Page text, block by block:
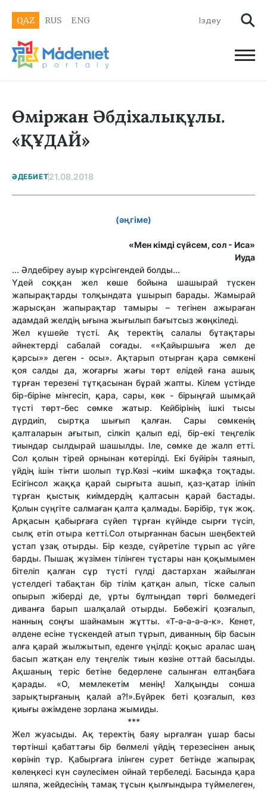
QAZ RUS ENG
Өміржан Әбдіхалықұлы.
«ҚҰДАЙ»
ӘДЕБИЕТ21.08.2018
(әңгіме)
«Мен кімді сүйсем, сол - Иса»
Иуда
... Әлдебіреу ауыр күрсінгендей болды...
Үдей соққан жел көше бойына шашырай түскен
жапырақтарды толқындата ұшырып барады. Жамырай
жарысқан жапырақтар тамыры – тегінен ажыраған
адамдай желдің ығына жығылып бағытсыз жөңкіледі.
Жел күшейе түсті. Ақ теректің салалы бұтақтары
әйнектерді сабалай соғады. ««Қайыршыға жел де
қарсы»» деген - осы». Ақтарып отырған қара сөмкені
қоя салды да, жоғарғы жағы төрт елідей ғана ашық
тұрған терезені тұтқасынан бұрай жапты. Кілем үстінде
бір-біріне мінгесіп, қара, сары, көк - бірыңғай шымқай
түсті төрт-бес сөмке жатыр. Кейбірінің ішкі тысы
дүрдиіп, сыртқа шығып қалған. Сары сөмкенің
қалталарын ағытып, сілкіп қалып еді, бір-екі теңгелік
тиындар сылдырай шашылды. Іле, сөмке де жалп етті.
Сол қолын тірей орнынан көтерілді. Екі бүйірін таянып,
үйдің ішін тінти шолып тұр.Көзі –киім шкафқа тоқтады.
Есігінсол жаққа қарай сырғыта ашып, қаз-қатар ілініп
тұрған қыстық киімдердің қалтасын қарай бастады.
Қолын сүңгіте салмаған қалта қалмады. Бәрібір, түк жоқ.
Арқасын қабырғаға сүйеп тұрған күйінде сырғи түсіп,
сылқ етіп отыра кетті.Сол отырғаннан басын шеңбектей
ұстап ұзақ отырды. Бір кезде, сүйретіле тұрып ас үйге
барды. Пышақ жүзімен тілінген тұстары нан қоқымымен
бітеліп қалған сұр түсті гүлді дастархан жайылған
үстелдегі табақтан бір тілім қатқан алып, тіске салып
опырып жіберді де, ұрты бұлтыңдап төргі бөлмедегі
диванға барып шалқалай отырды. Бөбежігі қозғалып,
нанның соңғы шайнамын жұтты. «Т-ә-ә-ә-ә-к». Кенет,
әлдене есіне түскендей атып тұрып, диванның бір басын
алға қарай жылжытып, еденге үңілді: қоқыс аралас шаң
басып жатқан елу теңгелік тиын көзіне оттай басылды.
Ақшаның теріс бетіне бедерлене салынған елтаңбаға
қарады. «О, мемлекетім менің! Халқыңды сонша
зарықтырғаның қалай а?!».Бүйрек беті қозғалып, көз
қиығы әжімдене зорлана жымиды.
***
Жел жуасыды. Ақ теректің баяу ырғалған ұшар басы
төртінші қабаттағы бір бөлмелі үйдің терезесінен анық
көрініп тұр. Қабырғаға ілінген сурет бетінде жапырақ
көлеңкесі күн сәулесімен ойнай тербеледі. Басында қара
шляпа, жейдесінің тамақ тұсын қылғындыра түймелеген,